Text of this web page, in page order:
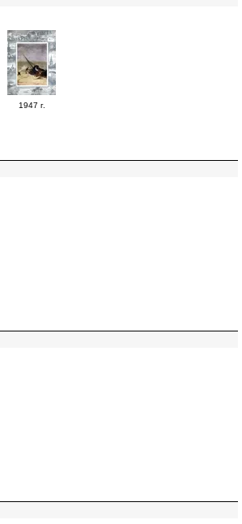
1947 г.